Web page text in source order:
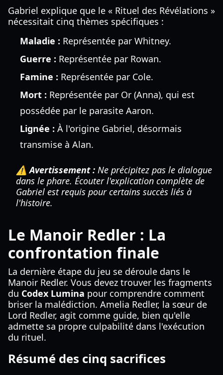
Gabriel explique que le « Rituel des Révélations »
nécessitait cinq thèmes spécifiques :
Maladie : Représentée par Whitney.
Guerre : Représentée par Rowan.
Famine : Représentée par Cole.
Mort : Représentée par Or (Anna), qui est
possédée par le parasite Aaron.
Lignée : À l'origine Gabriel, désormais
transmise à Alan.
⚠️ Avertissement : Ne précipitez pas le dialogue
dans le phare. Écouter l'explication complète de
Gabriel est requis pour certains succès liés à
l'histoire.
Le Manoir Redler : La
confrontation finale
La dernière étape du jeu se déroule dans le
Manoir Redler. Vous devez trouver les fragments
du Codex Lumina pour comprendre comment
briser la malédiction. Amelia Redler, la sœur de
Lord Redler, agit comme guide, bien qu'elle
admette sa propre culpabilité dans l'exécution
du rituel.
Résumé des cinq sacrifices